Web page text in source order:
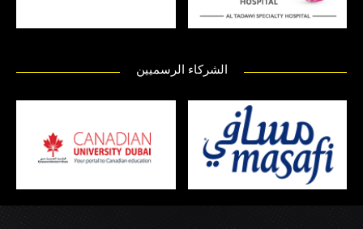
الشركاء الرسميين